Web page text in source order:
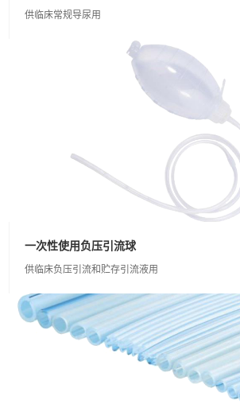
供临床常规导尿用
一次性使用负压引流球
供临床负压引流和贮存引流液用